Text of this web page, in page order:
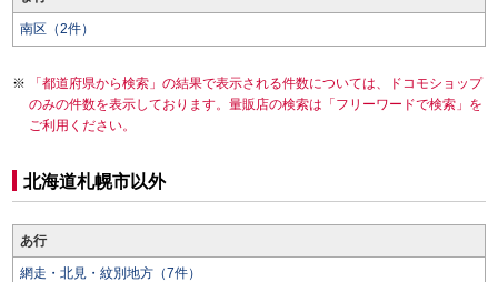
南区（2件）
「都道府県から検索」の結果で表示される件数については、ドコモショップ
のみの件数を表示しております。量販店の検索は「フリーワードで検索」を
ご利用ください。
北海道札幌市以外
あ行
網走・北見・紋別地方（7件）